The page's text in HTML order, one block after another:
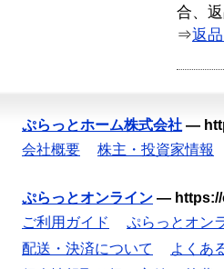
合、
⇒返
ぷらっとホーム株式会社 —
会社概要
株主・投資家情報
ぷらっとオンライン —
ご利用ガイド
ぷらっとオン
配送・決済について
よくあ